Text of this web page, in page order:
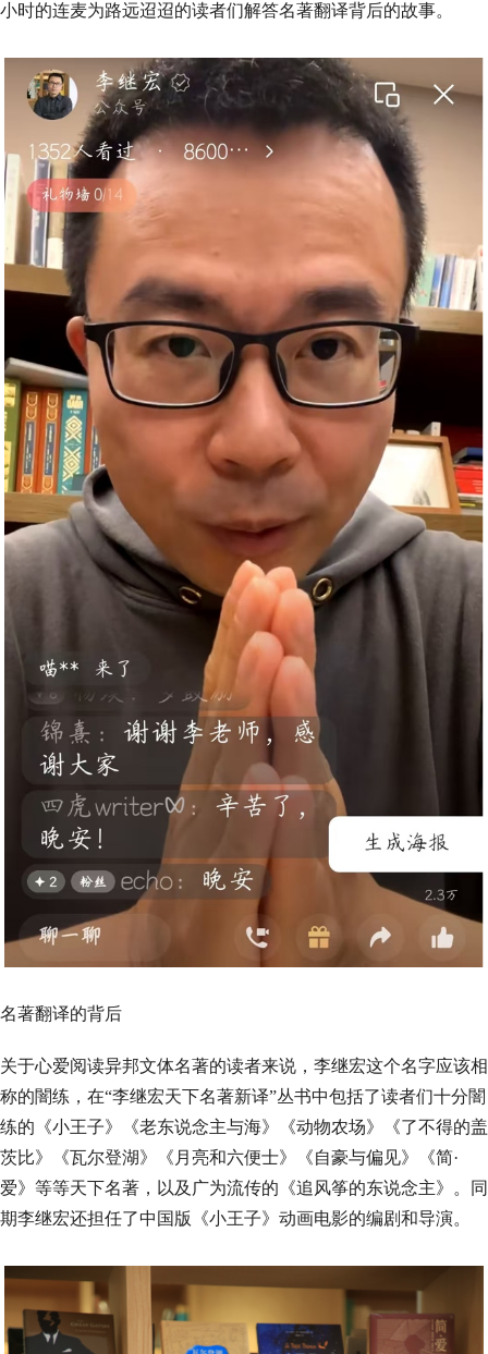
小时的连麦为路远迢迢的读者们解答名著翻译背后的故事。
名著翻译的背后
关于心爱阅读异邦文体名著的读者来说，李继宏这个名字应该相
称的闇练，在“李继宏天下名著新译”丛书中包括了读者们十分闇
练的《小王子》《老东说念主与海》《动物农场》《了不得的盖
茨比》《瓦尔登湖》《月亮和六便士》《自豪与偏见》《简·
爱》等等天下名著，以及广为流传的《追风筝的东说念主》。同
期李继宏还担任了中国版《小王子》动画电影的编剧和导演。